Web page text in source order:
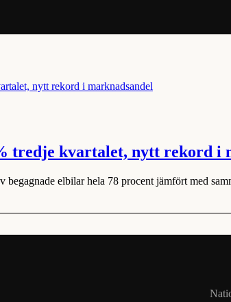
tredje kvartalet, nytt rekord i
begagnade elbilar hela 78 procent jämfört med